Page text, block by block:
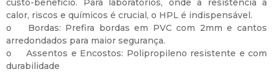
custo-benefício. Para laboratórios, onde a resistência a
calor, riscos e químicos é crucial, o HPL é indispensável.
o
Bordas: Prefira bordas em PVC com 2mm e cantos
arredondados para maior segurança.
o
Assentos e Encostos: Polipropileno resistente e com
durabilidade